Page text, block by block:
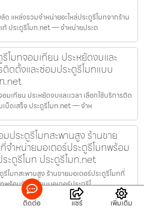
แหล่งรวมจำหน่ายอะไหล่ประตูรีโมทจากร้าน
ท้ ประตูรีโมท.net — จำหน่ายประต
รีโมทจอมเทียน ประหยัดงบและ
ติดตั้งและซ่อมประตูรีโมทแบบ
.net
มเทียน ประหยัดงบและเวลา เลือกใช้บริการติด
บ็ดเสร็จ ประตูรีโมท.net — จำห
ประตูรีโมทสะพานสูง ร้านขาย
จำหน่ายมอเตอร์ประตูรีโมทพร้อม
ะตูรีโมท ประตูรีโมท.net
โมทสะพานสูง ร้านขายมอเตอร์ประตูรีโมทที่
พร้อมรับเปลี่ยนมอเตอร์ประตูรีโ
ติดต่อ แชร์ เพิ่มเติม